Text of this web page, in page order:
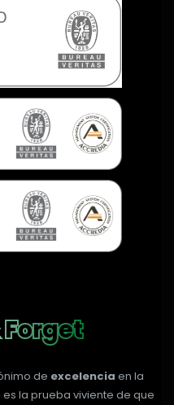
de excelencia en la
la prueba viviente de que